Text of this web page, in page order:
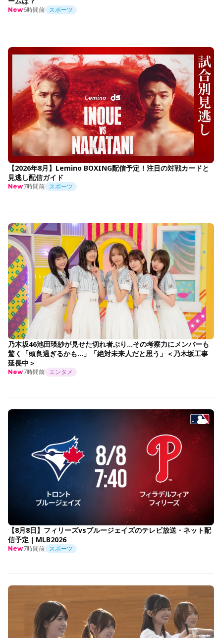
New6時間前 スポーツ
【2026年8月】Lemino BOXING配信予定！注目の対戦カードと
見逃し配信ガイド
New7時間前 スポーツ
乃木坂46池田瑛紗が見せた切れ者ぶり…その考察力にメンバーも
驚く「頭良過ぎるかも…」「絶対未来人だと思う」＜乃木坂工事
延長中＞
New7時間前 エンタメ
【8月8日】フィリーズvsブルージェイズのテレビ放送・ネット配
信予定｜MLB2026
New7時間前 スポーツ